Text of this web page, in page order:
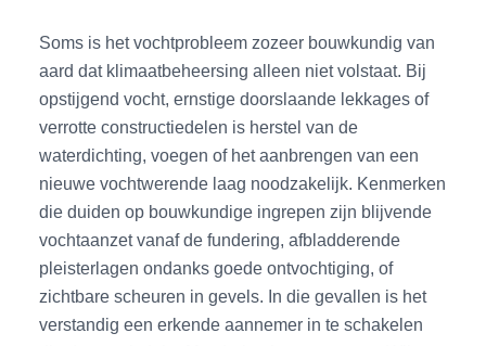
Soms is het vochtprobleem zozeer bouwkundig van
aard dat klimaatbeheersing alleen niet volstaat. Bij
opstijgend vocht, ernstige doorslaande lekkages of
verrotte constructiedelen is herstel van de
waterdichting, voegen of het aanbrengen van een
nieuwe vochtwerende laag noodzakelijk. Kenmerken
die duiden op bouwkundige ingrepen zijn blijvende
vochtaanzet vanaf de fundering, afbladderende
pleisterlagen ondanks goede ontvochtiging, of
zichtbare scheuren in gevels. In die gevallen is het
verstandig een erkende aannemer in te schakelen